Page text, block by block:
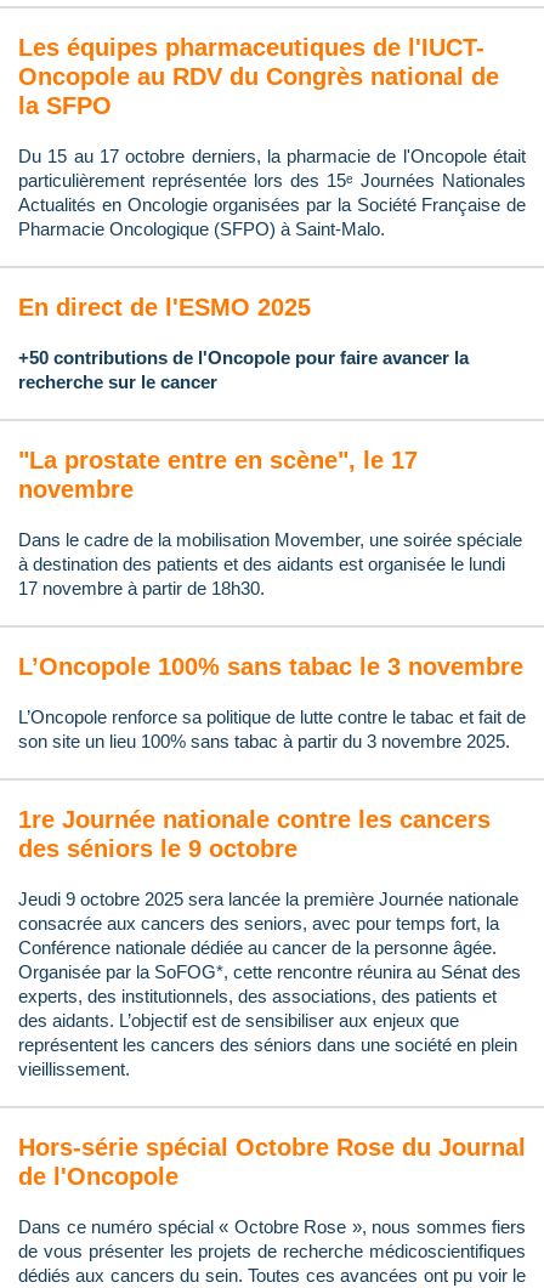
Les équipes pharmaceutiques de l'IUCT-
Oncopole au RDV du Congrès national de
la SFPO
Du 15 au 17 octobre derniers, la pharmacie de l'Oncopole était
particulièrement représentée lors des 15ᵉ Journées Nationales
Actualités en Oncologie organisées par la Société Française de
Pharmacie Oncologique (SFPO) à Saint-Malo.
En direct de l'ESMO 2025
+50 contributions de l'Oncopole pour faire avancer la
recherche sur le cancer
"La prostate entre en scène", le 17
novembre
Dans le cadre de la mobilisation Movember, une soirée spéciale
à destination des patients et des aidants est organisée le lundi
17 novembre à partir de 18h30.
L’Oncopole 100% sans tabac le 3 novembre
L’Oncopole renforce sa politique de lutte contre le tabac et fait de
son site un lieu 100% sans tabac à partir du 3 novembre 2025.
1re Journée nationale contre les cancers
des séniors le 9 octobre
Jeudi 9 octobre 2025 sera lancée la première Journée nationale
consacrée aux cancers des seniors, avec pour temps fort, la
Conférence nationale dédiée au cancer de la personne âgée.
Organisée par la SoFOG*, cette rencontre réunira au Sénat des
experts, des institutionnels, des associations, des patients et
des aidants. L’objectif est de sensibiliser aux enjeux que
représentent les cancers des séniors dans une société en plein
vieillissement.
Hors-série spécial Octobre Rose du Journal
de l'Oncopole
Dans ce numéro spécial « Octobre Rose », nous sommes fiers
de vous présenter les projets de recherche médicoscientifiques
dédiés aux cancers du sein. Toutes ces avancées ont pu voir le